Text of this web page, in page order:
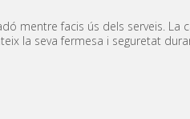
mentre facis ús dels serveis .
la seva fermesa i seguretat